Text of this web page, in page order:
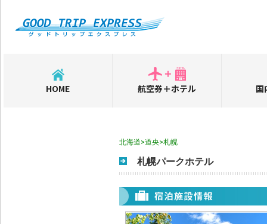
HOME 航空券＋ホテル 国
北海道>道央>札幌
札幌パークホテル